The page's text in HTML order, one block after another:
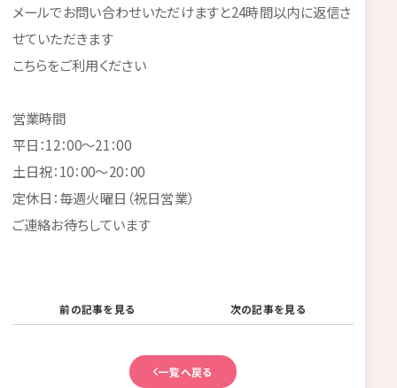
メールでお問い合わせいただけますと24時間以内に返信さ
せていただきます
こちらをご利用ください
営業時間
平日：12：00～21：00
土日祝：10：00～20：00
定休日：毎週火曜日（祝日営業）
ご連絡お待ちしています
前の記事を見る 次の記事を見る
一覧へ戻る